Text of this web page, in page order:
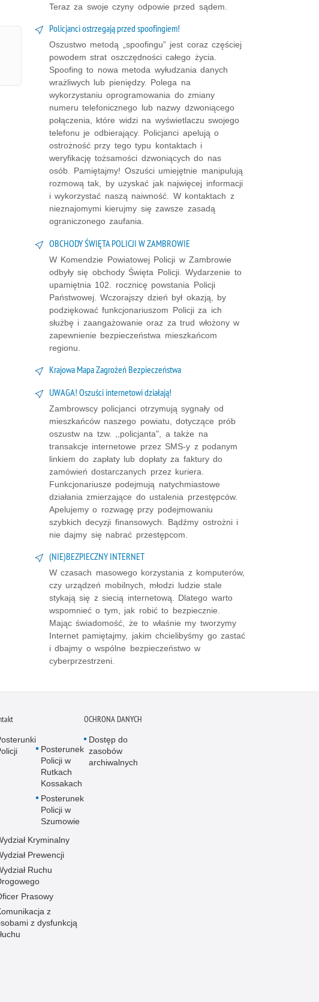
Teraz za swoje czyny odpowie przed sądem.
Policjanci ostrzegają przed spoofingiem!
Oszustwo metodą „spoofingu” jest coraz częściej
powodem strat oszczędności całego życia.
Spoofing to nowa metoda wyłudzania danych
wrażliwych lub pieniędzy. Polega na
wykorzystaniu oprogramowania do zmiany
numeru telefonicznego lub nazwy dzwoniącego
połączenia, które widzi na wyświetlaczu swojego
telefonu je odbierający. Policjanci apelują o
ostrożność przy tego typu kontaktach i
weryfikację tożsamości dzwoniących do nas
osób. Pamiętajmy! Oszuści umiejętnie manipulują
rozmową tak, by uzyskać jak najwięcej informacji
i wykorzystać naszą naiwność. W kontaktach z
nieznajomymi kierujmy się zawsze zasadą
ograniczonego zaufania.
OBCHODY ŚWIĘTA POLICJI W ZAMBROWIE
W Komendzie Powiatowej Policji w Zambrowie
odbyły się obchody Święta Policji. Wydarzenie to
upamiętnia 102. rocznicę powstania Policji
Państwowej. Wczorajszy dzień był okazją, by
podziękować funkcjonariuszom Policji za ich
służbę i zaangażowanie oraz za trud włożony w
zapewnienie bezpieczeństwa mieszkańcom
regionu.
Krajowa Mapa Zagrożeń Bezpieczeństwa
UWAGA! Oszuści internetowi działają!
Zambrowscy policjanci otrzymują sygnały od
mieszkańców naszego powiatu, dotyczące prób
oszustw na tzw. ,,policjanta", a także na
transakcje internetowe przez SMS-y z podanym
linkiem do zapłaty lub dopłaty za faktury do
zamówień dostarczanych przez kuriera.
Funkcjonariusze podejmują natychmiastowe
działania zmierzające do ustalenia przestępców.
Apelujemy o rozwagę przy podejmowaniu
szybkich decyzji finansowych. Bądźmy ostrożni i
nie dajmy się nabrać przestępcom.
(NIE)BEZPIECZNY INTERNET
W czasach masowego korzystania z komputerów,
czy urządzeń mobilnych, młodzi ludzie stale
stykają się z siecią internetową. Dlatego warto
wspomnieć o tym, jak robić to bezpiecznie.
Mając świadomość, że to właśnie my tworzymy
Internet pamiętajmy, jakim chcielibyśmy go zastać
i dbajmy o wspólne bezpieczeństwo w
cyberprzestrzeni.
Posterunek
Policji w
Rutkach
Kossakach
Posterunek
Policji w
Szumowie
Kryminalny
Prewencji
Ruchu
Prasowy
z
z dysfunkcją
OCHRONA DANYCH
Dostęp do
zasobów
archiwalnych